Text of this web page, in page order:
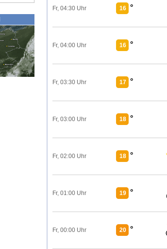
Fr, 04:30 Uhr 16 °
Fr, 04:00 Uhr 16 °
Fr, 03:30 Uhr 17 °
Fr, 03:00 Uhr 18 °
Fr, 02:00 Uhr 18 °
Fr, 01:00 Uhr 19 °
Fr, 00:00 Uhr 20 °